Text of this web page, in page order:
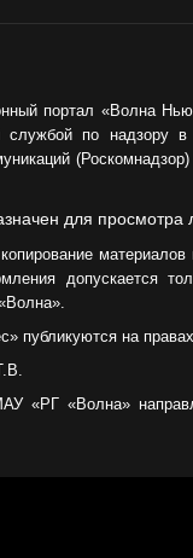
портал «Волна
службой по надзору
для
допускается
публикуются на
«РГ «Волна»